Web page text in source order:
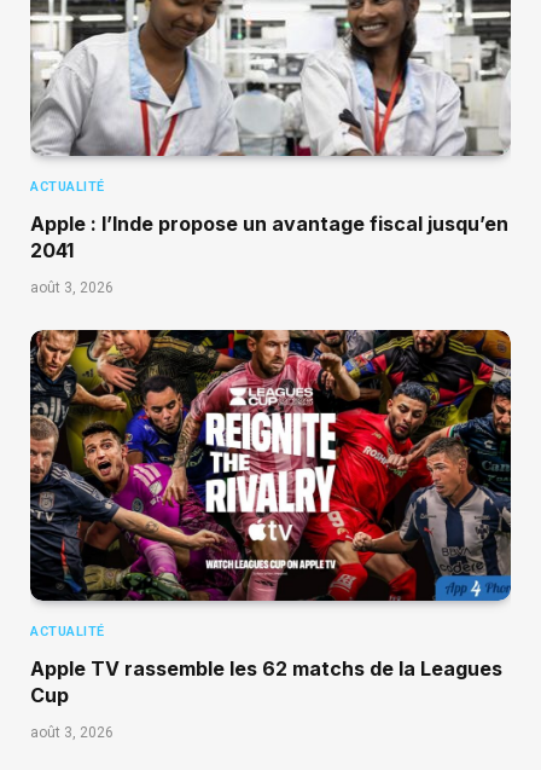
ACTUALITÉ
Apple : l’Inde propose un avantage fiscal jusqu’en
2041
août 3, 2026
ACTUALITÉ
Apple TV rassemble les 62 matchs de la Leagues
Cup
août 3, 2026